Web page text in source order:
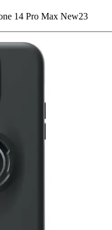
14 Pro Max New23